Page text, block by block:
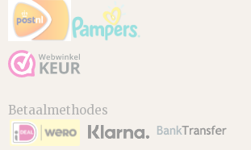
Betaalmethodes